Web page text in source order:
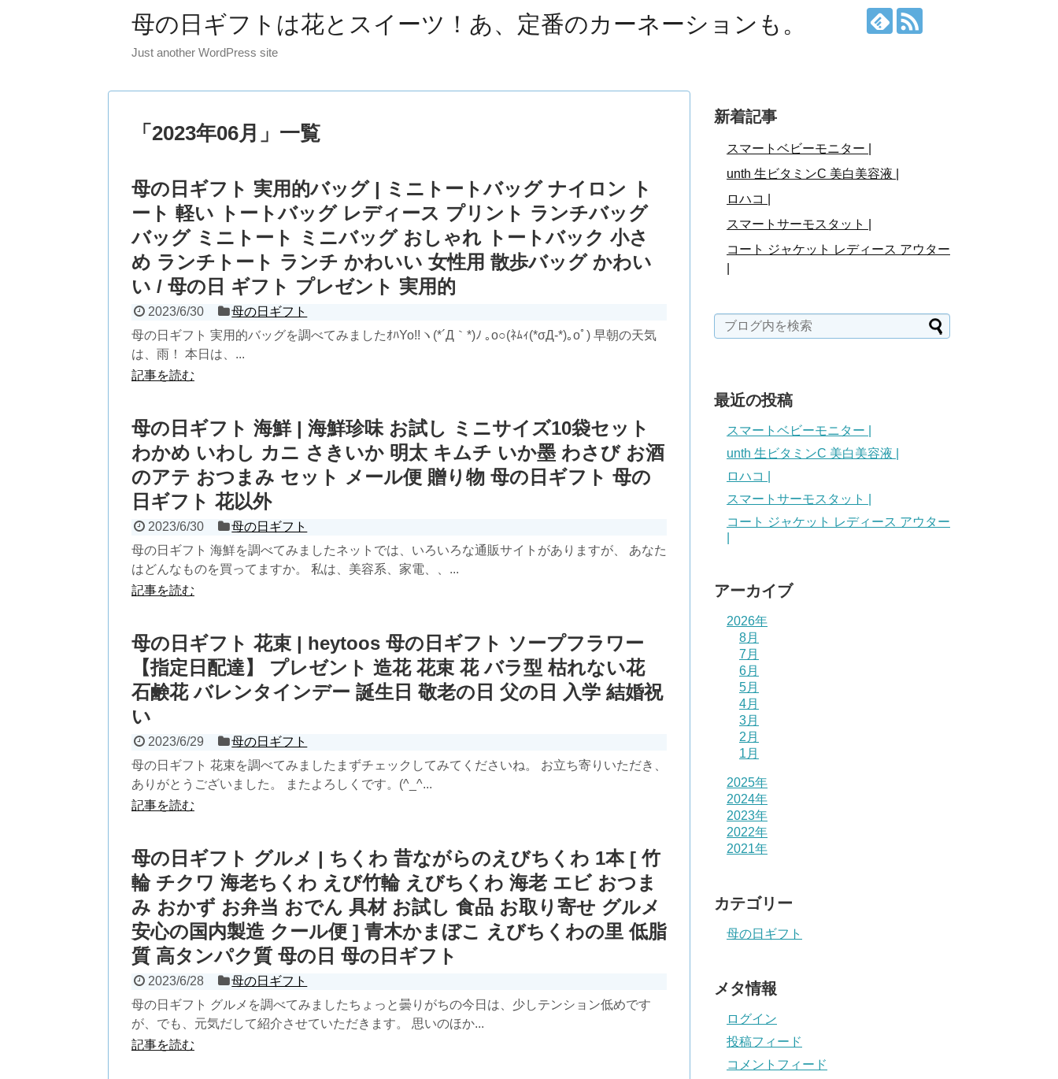
母の日ギフトは花とスイーツ！あ、定番のカーネーションも。
Just another WordPress site
「 2023年06月 」 一覧
母の日ギフト 実用的バッグ | ミニトートバッグ ナイロン ト
ート 軽い トートバッグ レディース プリント ランチバッグ
バッグ ミニトート ミニバッグ おしゃれ トートバック 小さ
め ランチトート ランチ かわいい 女性用 散歩バッグ かわい
い / 母の日 ギフト プレゼント 実用的
2023/6/30
母の日ギフト
母の日ギフト 実用的バッグを調べてみましたｵﾊYo!!ヽ(*´Д｀*)ﾉ ｡o○(ﾈﾑｨ(*σД-*)｡oﾟ) 早朝の天気
は、雨！ 本日は、...
記事を読む
母の日ギフト 海鮮 | 海鮮珍味 お試し ミニサイズ10袋セット
わかめ いわし カニ さきいか 明太 キムチ いか墨 わさび お酒
のアテ おつまみ セット メール便 贈り物 母の日ギフト 母の
日ギフト 花以外
2023/6/30
母の日ギフト
母の日ギフト 海鮮を調べてみましたネットでは、いろいろな通販サイトがありますが、 あなた
はどんなものを買ってますか。 私は、美容系、家電、、...
記事を読む
母の日ギフト 花束 | heytoos 母の日ギフト ソープフラワー
【指定日配達】 プレゼント 造花 花束 花 バラ型 枯れない花
石鹸花 バレンタインデー 誕生日 敬老の日 父の日 入学 結婚祝
い
2023/6/29
母の日ギフト
母の日ギフト 花束を調べてみましたまずチェックしてみてくださいね。 お立ち寄りいただき、
ありがとうございました。 またよろしくです。(^_^...
記事を読む
母の日ギフト グルメ | ちくわ 昔ながらのえびちくわ 1本 [ 竹
輪 チクワ 海老ちくわ えび竹輪 えびちくわ 海老 エビ おつま
み おかず お弁当 おでん 具材 お試し 食品 お取り寄せ グルメ
安心の国内製造 クール便 ] 青木かまぼこ えびちくわの里 低脂
質 高タンパク質 母の日 母の日ギフト
2023/6/28
母の日ギフト
母の日ギフト グルメを調べてみましたちょっと曇りがちの今日は、少しテンション低めです
が、でも、元気だして紹介させていただきます。 思いのほか...
記事を読む
新着記事
スマートベビーモニター |
unth 生ビタミンC 美白美容液 |
ロハコ |
スマートサーモスタット |
コート ジャケット レディース アウター
最近の投稿
スマートベビーモニター |
unth 生ビタミンC 美白美容液 |
ロハコ |
スマートサーモスタット |
コート ジャケット レディース アウター
アーカイブ
2026年
8月
7月
6月
5月
4月
3月
2月
1月
2025年
2024年
2023年
2022年
2021年
カテゴリー
母の日ギフト
メタ情報
ログイン
投稿フィード
コメントフィード